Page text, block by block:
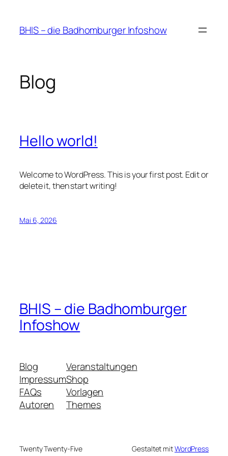
springen
BHIS – die Badhomburger Infoshow
Blog
Hello world!
Welcome to WordPress. This is your first post. Edit or
delete it, then start writing!
Mai 6, 2026
BHIS – die Badhomburger
Infoshow
Blog
Impressum
FAQs
Autoren
Veranstaltungen
Shop
Vorlagen
Themes
Twenty Twenty-Five Gestaltet mitWordPress